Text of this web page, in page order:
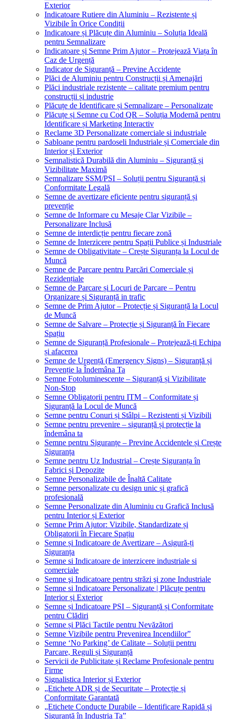
Exterior
Indicatoare Rutiere din Aluminiu – Rezistente și
Vizibile în Orice Condiții
Indicatoare și Plăcuțe din Aluminiu – Soluția Ideală
pentru Semnalizare
Indicatoare și Semne Prim Ajutor – Protejează Viața în
Caz de Urgență
Indicator de Siguranță – Previne Accidente
Plăci de Aluminiu pentru Construcții și Amenajări
Plăci industriale rezistente – calitate premium pentru
construcții și industrie
Plăcuțe de Identificare și Semnalizare – Personalizate
Plăcuțe și Semne cu Cod QR – Soluția Modernă pentru
Identificare și Marketing Interactiv
Reclame 3D Personalizate comerciale si industriale
Sabloane pentru pardoseli Industriale și Comerciale din
Interior și Exterior
Semnalistică Durabilă din Aluminiu – Siguranță și
Vizibilitate Maximă
Semnalizare SSM/PSI – Soluții pentru Siguranță și
Conformitate Legală
Semne de avertizare eficiente pentru siguranță și
prevenție
Semne de Informare cu Mesaje Clar Vizibile –
Personalizare Inclusă
Semne de interdicție pentru fiecare zonă
Semne de Interzicere pentru Spații Publice și Industriale
Semne de Obligativitate – Crește Siguranța la Locul de
Muncă
Semne de Parcare pentru Parcări Comerciale și
Rezidențiale
Semne de Parcare și Locuri de Parcare – Pentru
Organizare și Siguranță in trafic
Semne de Prim Ajutor – Protecție și Siguranță la Locul
de Muncă
Semne de Salvare – Protecție și Siguranță în Fiecare
Spațiu
Semne de Siguranță Profesionale – Protejează-ți Echipa
și afacerea
Semne de Urgență (Emergency Signs) – Siguranță și
Prevenție la Îndemâna Ta
Semne Fotoluminescente – Siguranță și Vizibilitate
Non-Stop
Semne Obligatorii pentru ITM – Conformitate și
Siguranță la Locul de Muncă
Semne pentru Conuri și Stâlpi – Rezistenti și Vizibili
Semne pentru prevenire – siguranță și protecție la
îndemâna ta
Semne pentru Siguranțe – Previne Accidentele și Crește
Siguranța
Semne pentru Uz Industrial – Crește Siguranța în
Fabrici și Depozite
Semne Personalizabile de Înaltă Calitate
Semne personalizate cu design unic și grafică
profesională
Semne Personalizate din Aluminiu cu Grafică Inclusă
pentru Interior și Exterior
Semne Prim Ajutor: Vizibile, Standardizate și
Obligatorii în Fiecare Spațiu
Semne și Indicatoare de Avertizare – Asigură-ți
Siguranța
Semne si Indicatoare de interzicere industriale si
comerciale
Semne şi Indicatoare pentru străzi şi zone Industriale
Semne si Indicatoare Personalizate | Plăcuțe pentru
Interior și Exterior
Semne și Indicatoare PSI – Siguranță și Conformitate
pentru Clădiri
Semne și Plăci Tactile pentru Nevăzători
Semne Vizibile pentru Prevenirea Incendiilor”
Semne ‘No Parking’ de Calitate – Soluții pentru
Parcare, Reguli și Siguranță
Servicii de Publicitate și Reclame Profesionale pentru
Firme
Signalistica Interior și Exterior
„Etichete ADR și de Securitate – Protecție și
Conformitate Garantată
„Etichete Conducte Durabile – Identificare Rapidă și
Siguranță în Industria Ta”